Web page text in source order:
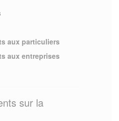
aux particuliers
aux entreprises
sur la